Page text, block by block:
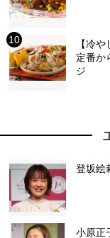
【冷
定番か
ジ
登坂絵
小原正